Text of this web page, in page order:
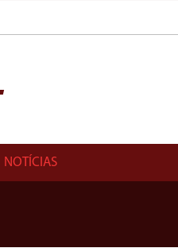
NOTÍCIAS